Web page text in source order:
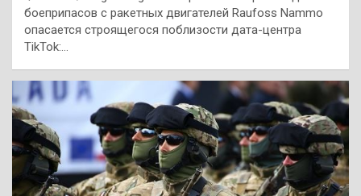
боеприпасов с ракетных двигателей Raufoss Nammo
опасается строящегося поблизости дата-центра
TikTok:…